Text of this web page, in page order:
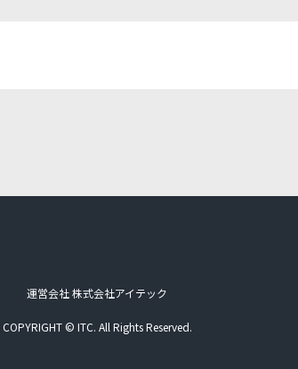
運営会社 株式会社アイテック
COPYRIGHT © ITC. All Rights Reserved.